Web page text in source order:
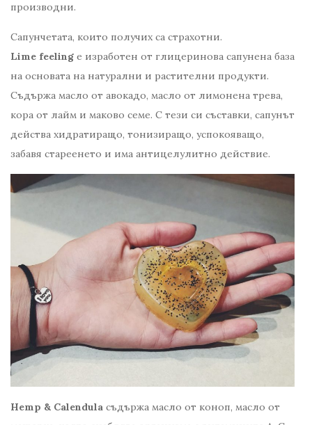
производни.
Сапунчетата, които получих са страхотни.
Lime feeling е изработен от глицеринова сапунена база
на основата на натурални и растителни продукти.
Съдържа масло от авокадо, масло от лимонена трева,
кора от лайм и маково семе. С тези си съставки, сапунът
действа хидратиращо, тонизиращо, успокояващо,
забавя стареенето и има антицелулитно действие.​
Hemp & Calendula съдържа масло от коноп, масло от